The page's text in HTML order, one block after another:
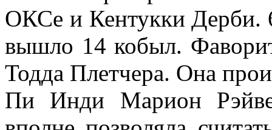
ОКСе и Кентукки Дерби.
вышло 14 кобыл.
Тодда Плетчера. Она
Пи Инди Марион